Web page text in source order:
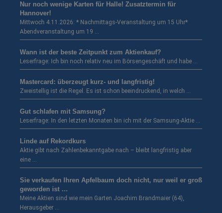
Nur noch wenige Karten für Halle! Zusatztermin für
Hannover!
Mittwoch 4.11.2026: * Nachmittags-Veranstaltung um 15 Uhr*
Abendveranstaltung um 19 …
Wann ist der beste Zeitpunkt zum Aktienkauf?
Leserfrage: Ich bin noch relativ neu im Börsengeschäft und habe …
Mastercard: überzeugt kurz- und langfristig!
Zweistellig ist die Regel. Es ist schon beeindruckend, in welch …
Gut schlafen mit Samsung?
Leserfrage: In den letzten Monaten bin ich mit der Samsung-Aktie …
Linde auf Rekordkurs
Aktie gibt nach Zahlenbekanntgabe nach – bleibt langfristig aber
eine …
Sie verkaufen Ihren Apfelbaum doch nicht, nur weil er groß
geworden ist …
Meine Aktien sind wie mein Garten Joachim Brandmaier (64),
Herausgeber …